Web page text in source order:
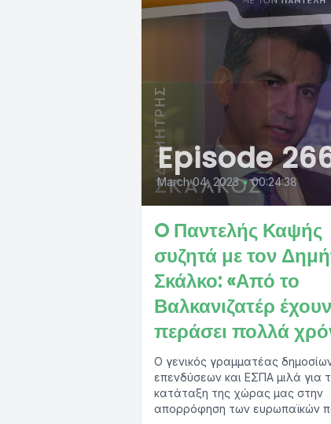
Episode
March 04, 2023 • 00:24:38
O Παντελής Καψής
συζητά με τον
Σκάλκο: «Από το
Βαλκανιζατέρ έχουν
περάσει πολλά
Ο γενικός γραμματέας
επενδύσεων και ΕΣΠΑ μιλά για
κατάταξη της χώρας μας στην
απορρόφηση των ευρωπαϊκών